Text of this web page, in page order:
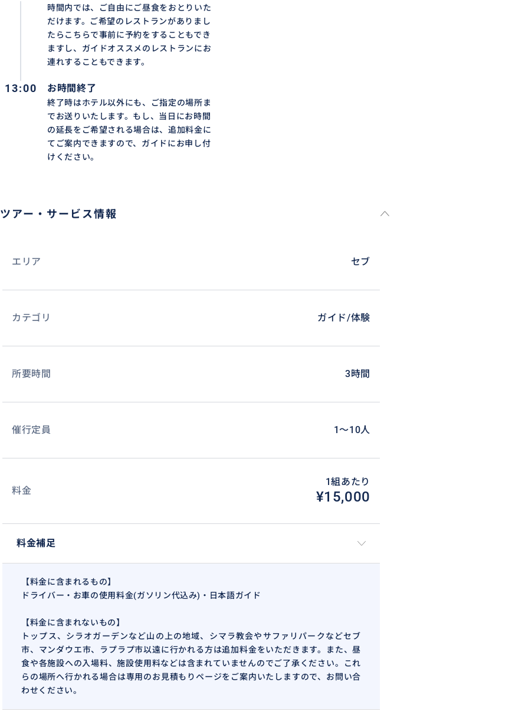
ジンベイザメでお馴染みのオスロブやキャニオニングが魅力のカワサンの滝、山の上のト
時間内では、ご自由にご昼食をおとりいた
だけます。ご希望のレストランがありまし
たらこちらで事前に予約をすることもでき
ますし、ガイドオススメのレストランにお
連れすることもできます。
13:00 お時間終了
終了時はホテル以外にも、ご指定の場所ま
でお送りいたします。もし、当日にお時間
の延長をご希望される場合は、追加料金に
てご案内できますので、ガイドにお申し付
けください。
ツアー・サービス情報
エリア セブ
カテゴリ ガイド/体験
所要時間 3時間
催行定員 1〜10人
料金
1組あたり
¥15,000
料金補足
【料金に含まれるもの】
ドライバー・お車の使用料金(ガソリン代込み)・日本語ガイド
【料金に含まれないもの】
トップス、シラオガーデンなど山の上の地域、シマラ教会やサファリパークなどセブ
市、マンダウエ市、ラプラプ市以遠に行かれる方は追加料金をいただきます。また、昼
食や各施設への入場料、施設使用料などは含まれていませんのでご了承ください。これ
らの場所へ行かれる場合は専用のお見積もりページをご案内いたしますので、お問い合
わせください。